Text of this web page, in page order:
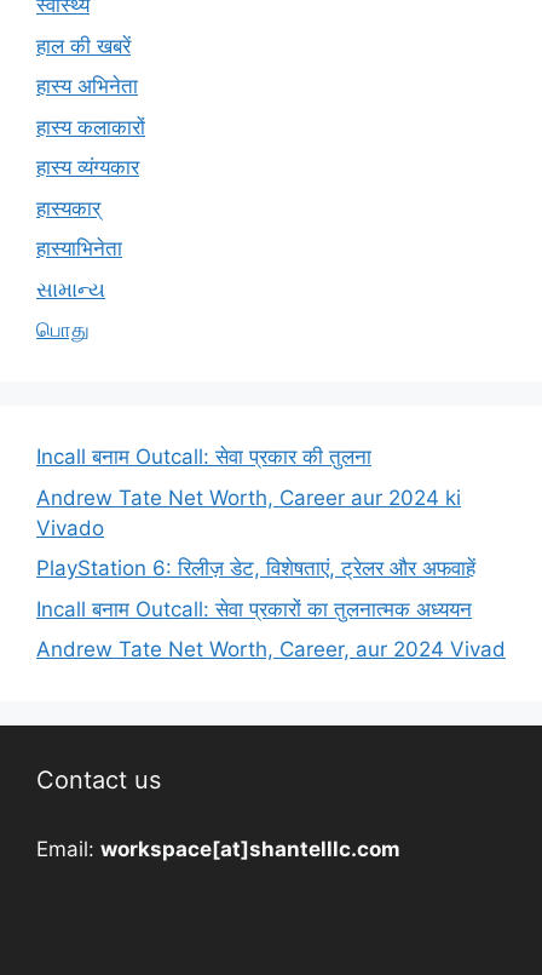
स्वास्थ्य
हाल की खबरें
हास्य अभिनेता
हास्य कलाकारों
हास्य व्यंग्यकार
हास्यकार्
हास्याभिनेता
સામાન્ય
பொது
Incall बनाम Outcall: सेवा प्रकार की तुलना
Andrew Tate Net Worth, Career aur 2024 ki
Vivado
PlayStation 6: रिलीज़ डेट, विशेषताएं, ट्रेलर और अफवाहें
Incall बनाम Outcall: सेवा प्रकारों का तुलनात्मक अध्ययन
Andrew Tate Net Worth, Career, aur 2024 Vivad
Contact us
Email: workspace[at]shantelllc.com